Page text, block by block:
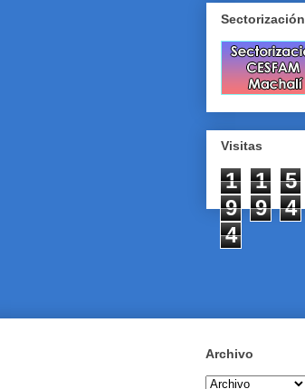
Sectorización
Visitas
1 1
5
9
9
4
4
Archivo